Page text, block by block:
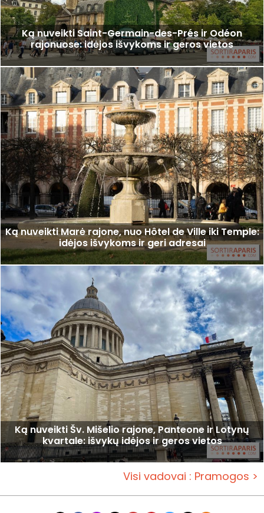
Ką nuveikti Saint-Germain-des-Prés ir Odéon
rajonuose: idėjos išvykoms ir geros vietos
Ką nuveikti Marė rajone, nuo Hôtel de Ville iki Temple:
idėjos išvykoms ir geri adresai
Ką nuveikti Šv. Mišelio rajone, Panteone ir Lotynų
kvartale: išvykų idėjos ir geros vietos
Visi vadovai : Pramogos >